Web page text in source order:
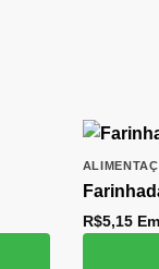
R$5,15